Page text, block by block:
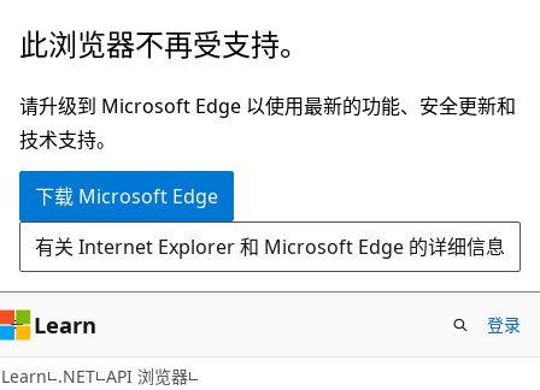
跳
主
要
内
跳
页
内
导
此浏览器不再受支持。
请升级到 Microsoft Edge 以使用最新的功能、安全更新和
技术支持。
下载 Microsoft Edge
有关 Internet Explorer 和 Microsoft Edge 的详细信息
Learn 登录
Learn .NET API 浏览器